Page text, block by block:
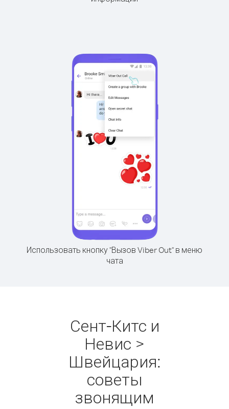
Использовать кнопку "Вызов Viber Out" в меню
чата
Сент-Китс и
Невис >
Швейцария:
советы
звонящим